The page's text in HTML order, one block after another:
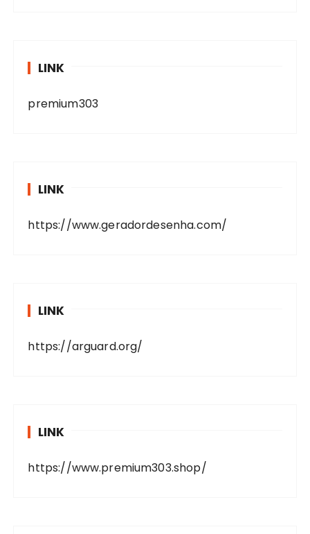
LINK
premium303
LINK
https://www.geradordesenha.com/
LINK
https://arguard.org/
LINK
https://www.premium303.shop/